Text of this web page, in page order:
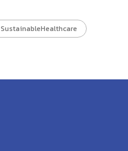
SustainableHealthcare